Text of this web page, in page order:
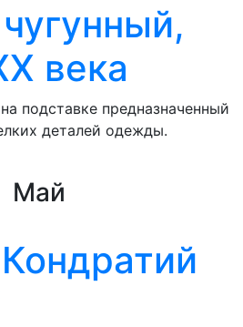
века
подставке предназначенный
деталей одежды.
Май